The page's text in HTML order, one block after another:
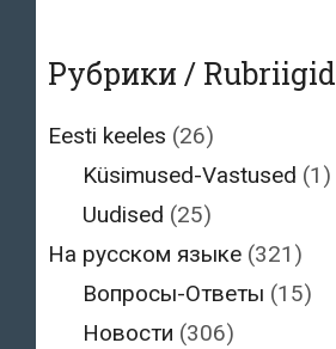
Рубрики / Rubriigid
Eesti keeles (26)
Küsimused-Vastused (1)
Uudised (25)
На русском языке (321)
Вопросы-Ответы (15)
Новости (306)